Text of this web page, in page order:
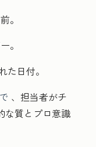
。
。
た日付。
、担当者がチ
な質とプロ意識